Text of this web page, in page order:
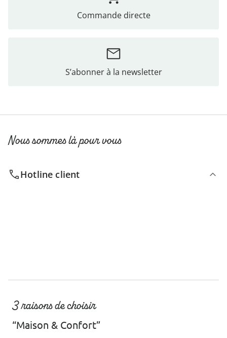
Commande directe
S’abonner à la newsletter
Nous sommes là pour vous
Hotline client
3 raisons de choisir
“Maison & Confort”